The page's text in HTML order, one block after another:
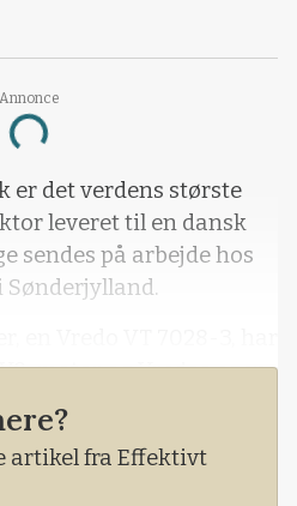
Annonce
Loading...
er det verdens største
leveret til en dansk
sendes på arbejde hos
motor og Vredos egen
artikel fra Effektivt